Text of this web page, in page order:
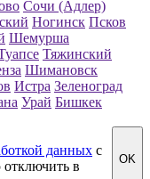
Сочи (Адлер)
Ногинск Псков
Шемурша
Тяжинский
Шимановск
Истра Зеленоград
Урай Бишкек
данных с
в
OK